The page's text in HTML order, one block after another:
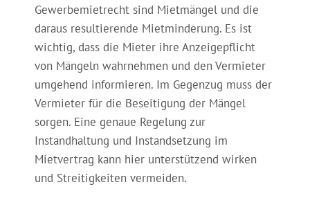
Gewerbemietrecht sind Mietmängel und die
daraus resultierende Mietminderung. Es ist
wichtig, dass die Mieter ihre Anzeigepflicht
von Mängeln wahrnehmen und den Vermieter
umgehend informieren. Im Gegenzug muss der
Vermieter für die Beseitigung der Mängel
sorgen. Eine genaue Regelung zur
Instandhaltung und Instandsetzung im
Mietvertrag kann hier unterstützend wirken
und Streitigkeiten vermeiden.